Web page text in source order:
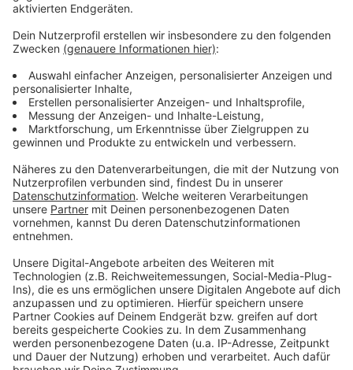
OP-Masken wurden als medizinisches Produkt für den
Fremdschutz entwickelt. Sie schützen vor allem das
Gegenüber vor Tröpfchen des Mundschutzträgers,
Aerosole filtern sie nicht. Nur bei einem festen Sitz
können sie auch den Träger vor Tröpfchen seines
Gegenübers schützen.
Anzeige
FFP2-Masken bieten hingegen den Fremd- und
Eigenschutz, neben einem Schutz vor Tröpfchen
müssen sie auch mindestens 94 Prozent der bei der
Verbreitung der Coronaviren zentralen Aerosole aus
der Atemluft filtern.
Anzeige
Noch wirksamer sind FFP3-Masken, die sogar 99